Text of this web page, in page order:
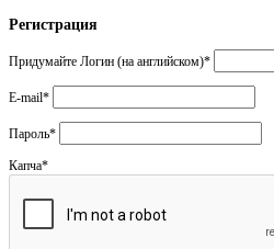
Регистрация
Придумайте Логин (на английском)*
E-mail*
Пароль*
Капча*